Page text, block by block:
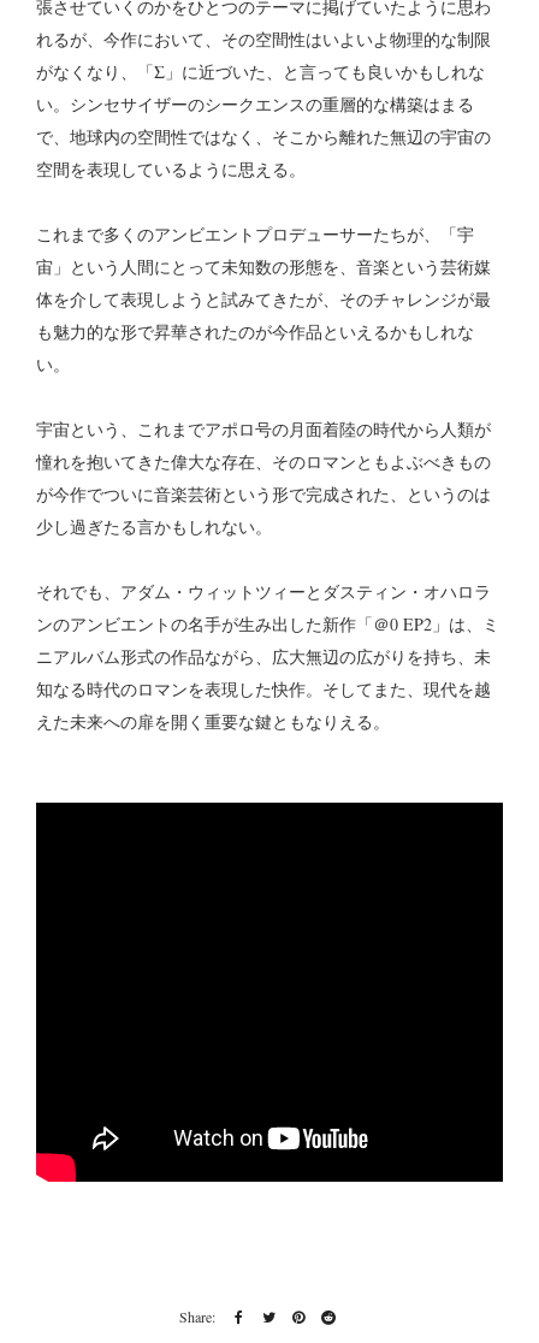
張させていくのかをひとつのテーマに掲げていたように思わ
れるが、今作において、その空間性はいよいよ物理的な制限
がなくなり、「Σ」に近づいた、と言っても良いかもしれな
い。シンセサイザーのシークエンスの重層的な構築はまる
で、地球内の空間性ではなく、そこから離れた無辺の宇宙の
空間を表現しているように思える。
これまで多くのアンビエントプロデューサーたちが、「宇
宙」という人間にとって未知数の形態を、音楽という芸術媒
体を介して表現しようと試みてきたが、そのチャレンジが最
も魅力的な形で昇華されたのが今作品といえるかもしれな
い。
宇宙という、これまでアポロ号の月面着陸の時代から人類が
憧れを抱いてきた偉大な存在、そのロマンともよぶべきもの
が今作でついに音楽芸術という形で完成された、というのは
少し過ぎたる言かもしれない。
それでも、アダム・ウィットツィーとダスティン・オハロラ
ンのアンビエントの名手が生み出した新作「＠0 EP2」は、ミ
ニアルバム形式の作品ながら、広大無辺の広がりを持ち、未
知なる時代のロマンを表現した快作。そしてまた、現代を越
えた未来への扉を開く重要な鍵ともなりえる。